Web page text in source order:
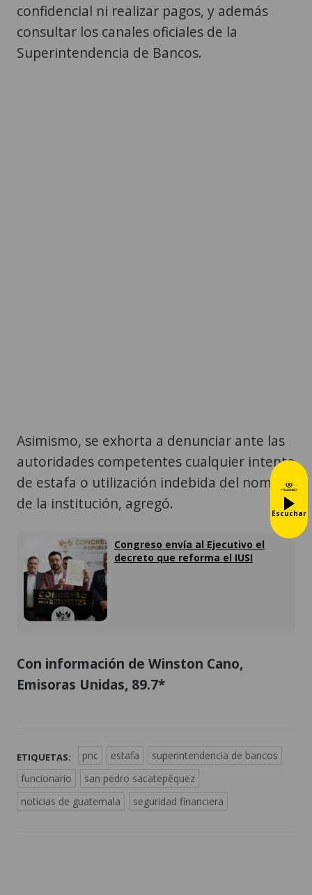
confidencial ni realizar pagos, y además
consultar los canales oficiales de la
Superintendencia de Bancos.
Asimismo, se exhorta a denunciar ante las
autoridades competentes cualquier intento
de estafa o utilización indebida del nombre
de la institución, agregó.
Congreso envía al Ejecutivo el
decreto que reforma el IUSI
Con información de Winston Cano,
Emisoras Unidas, 89.7*
ETIQUETAS: pnc estafa
superintendencia de bancos
funcionario
san pedro sacatepéquez
noticias de guatemala
seguridad financiera
Escuchar